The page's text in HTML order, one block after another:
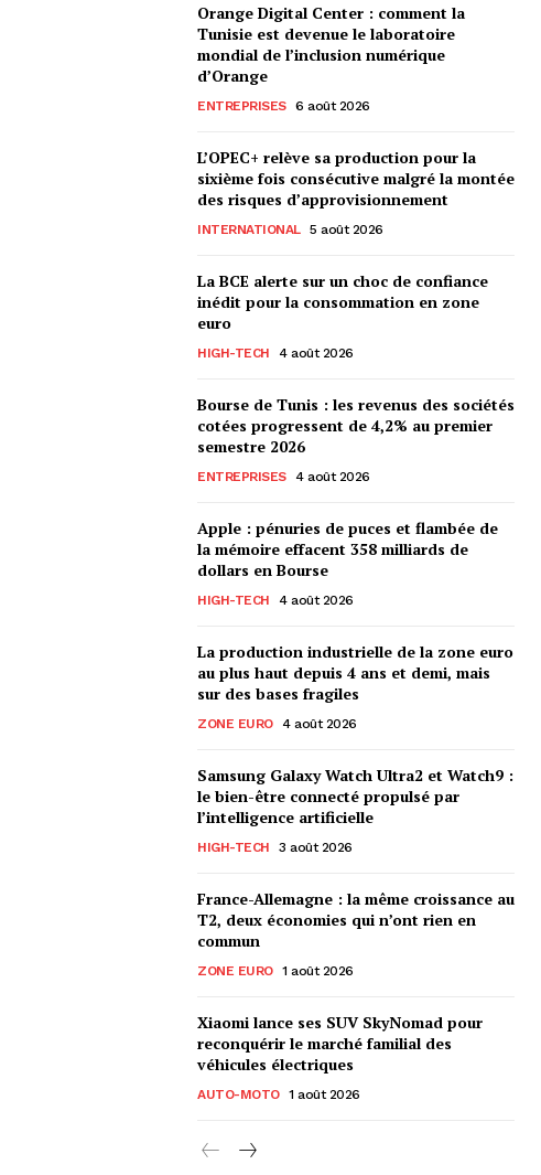
Orange Digital Center : comment la
Tunisie est devenue le laboratoire
mondial de l’inclusion numérique
d’Orange
ENTREPRISES 6 août 2026
L’OPEC+ relève sa production pour la
sixième fois consécutive malgré la montée
des risques d’approvisionnement
INTERNATIONAL 5 août 2026
La BCE alerte sur un choc de confiance
inédit pour la consommation en zone
euro
HIGH-TECH 4 août 2026
Bourse de Tunis : les revenus des sociétés
cotées progressent de 4,2% au premier
semestre 2026
ENTREPRISES 4 août 2026
Apple : pénuries de puces et flambée de
la mémoire effacent 358 milliards de
dollars en Bourse
HIGH-TECH 4 août 2026
La production industrielle de la zone euro
au plus haut depuis 4 ans et demi, mais
sur des bases fragiles
ZONE EURO 4 août 2026
Samsung Galaxy Watch Ultra2 et Watch9 :
le bien-être connecté propulsé par
l’intelligence artificielle
HIGH-TECH 3 août 2026
France-Allemagne : la même croissance au
T2, deux économies qui n’ont rien en
commun
ZONE EURO 1 août 2026
Xiaomi lance ses SUV SkyNomad pour
reconquérir le marché familial des
véhicules électriques
AUTO-MOTO 1 août 2026